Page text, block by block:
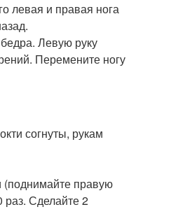
левая и правая нога
Левую руку
Перемените ногу
согнуты, рукам
(поднимайте правую
раз. Сделайте 2